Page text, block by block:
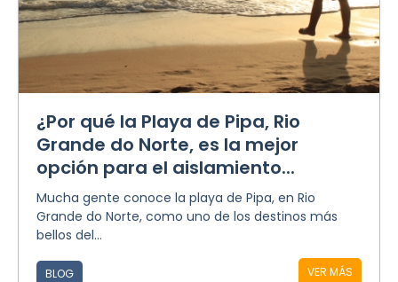
¿Por qué la Playa de Pipa, Rio
Grande do Norte, es la mejor
opción para el aislamiento...
Mucha gente conoce la playa de Pipa, en Rio
Grande do Norte, como uno de los destinos más
bellos del...
VER MÁS
BLOG